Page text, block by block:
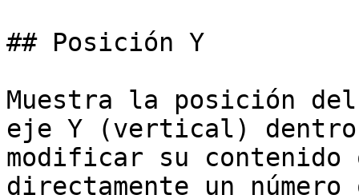
## Posición Y
Muestra la posición
eje Y (vertical)
modificar su contenido
directamente un